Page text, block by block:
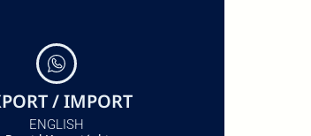
/ IMPORT
ENGLISH